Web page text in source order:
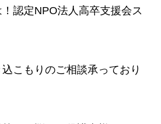
認定NPO法人高卒支援会ス
こもりのご相談承っており